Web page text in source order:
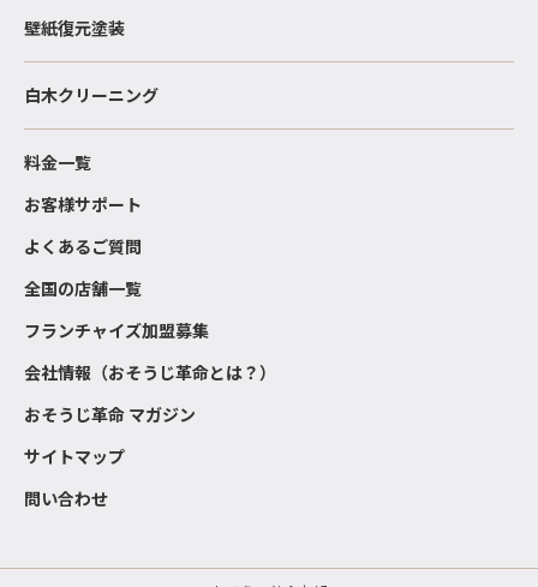
壁紙復元塗装
白木クリーニング
料金一覧
お客様サポート
よくあるご質問
全国の店舗一覧
フランチャイズ加盟募集
会社情報（おそうじ革命とは？）
おそうじ革命 マガジン
サイトマップ
問い合わせ